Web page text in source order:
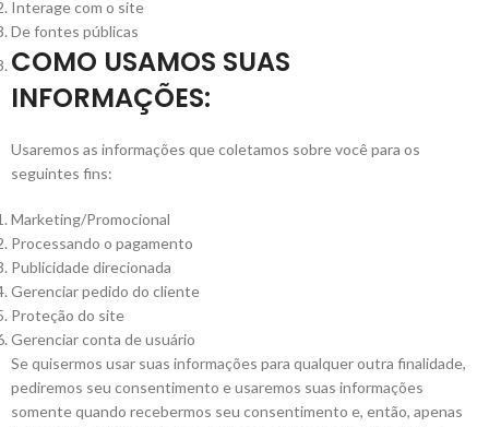
Interage com o site
De fontes públicas
COMO USAMOS SUAS
INFORMAÇÕES:
Usaremos as informações que coletamos sobre você para os
seguintes fins:
Marketing/Promocional
Processando o pagamento
Publicidade direcionada
Gerenciar pedido do cliente
Proteção do site
Gerenciar conta de usuário
Se quisermos usar suas informações para qualquer outra finalidade,
pediremos seu consentimento e usaremos suas informações
somente quando recebermos seu consentimento e, então, apenas